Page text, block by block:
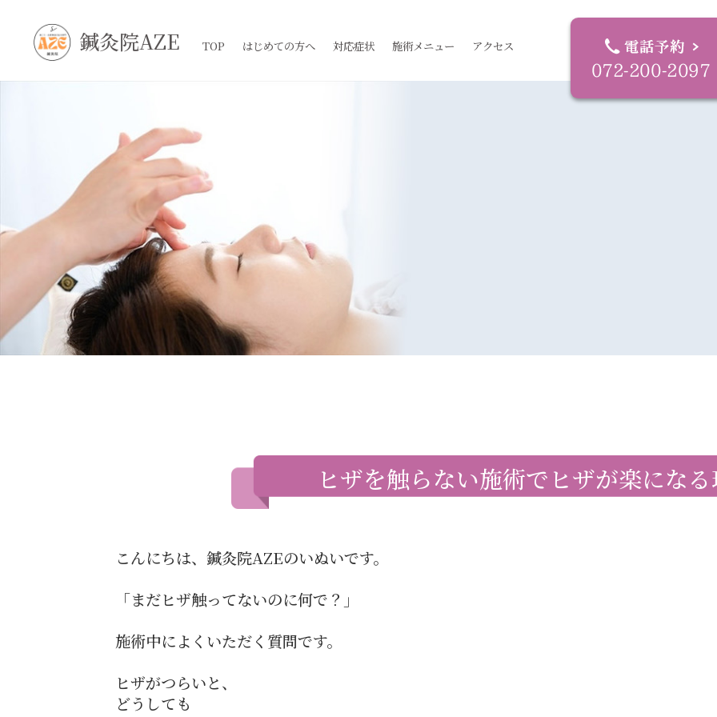
鍼灸院AZE TOP はじめての方へ 対応症状 施術メニュー アクセス
ヒザを触らない施術でヒザが楽にな
こんにちは、鍼灸院AZEのいぬいです。
「まだヒザ触ってないのに何で？」
施術中によくいただく質問です。
ヒザがつらいと、
どうしても